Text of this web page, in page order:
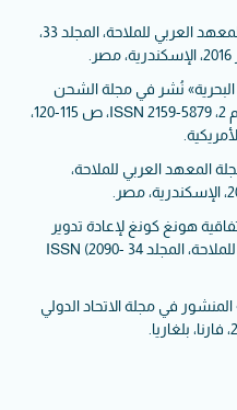
«سياسة الإدارة البيئية» نُشر في مجلة المعهد العربي للملاحة، المجلد 33،
البحرية» نُشر في مجلة الشحن
وهندسة المحيطات المجلد 6؛ العدد رقم 2، ISSN 2159-5879، ص 115-120،
المعهد العربي للملاحة،
هونغ كونغ لإعادة تدوير
السفن» نُشر في مجلة المعهد العربي للملاحة، المجلد 34 ISSN (2090-
المنشور في مجلة الاتحاد الدولي